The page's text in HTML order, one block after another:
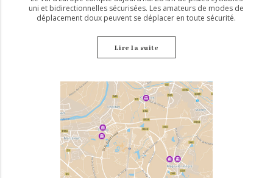
uni et bidirectionnelles sécurisées. Les amateurs de modes de
déplacement doux peuvent se déplacer en toute sécurité.
Lire la suite